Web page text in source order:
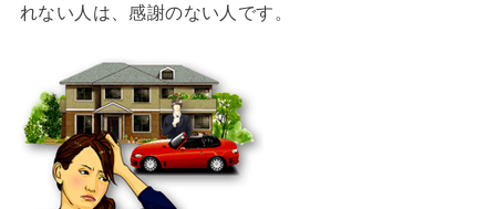
れない人は、感謝のない人です。